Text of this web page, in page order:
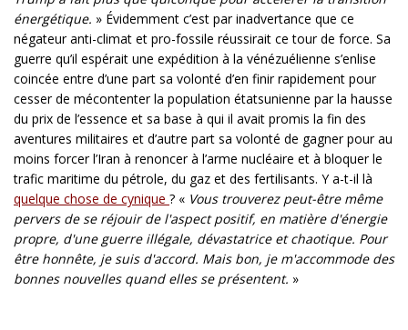
énergétique. » Évidemment c’est par inadvertance que ce
négateur anti-climat et pro-fossile réussirait ce tour de force. Sa
guerre qu’il espérait une expédition à la vénézuélienne s’enlise
coincée entre d’une part sa volonté d’en finir rapidement pour
cesser de mécontenter la population étatsunienne par la hausse
du prix de l’essence et sa base à qui il avait promis la fin des
aventures militaires et d’autre part sa volonté de gagner pour au
moins forcer l’Iran à renoncer à l’arme nucléaire et à bloquer le
trafic maritime du pétrole, du gaz et des fertilisants. Y a-t-il là
quelque chose de cynique ? « Vous trouverez peut-être même
pervers de se réjouir de l'aspect positif, en matière d'énergie
propre, d'une guerre illégale, dévastatrice et chaotique. Pour
être honnête, je suis d'accord. Mais bon, je m'accommode des
bonnes nouvelles quand elles se présentent. »